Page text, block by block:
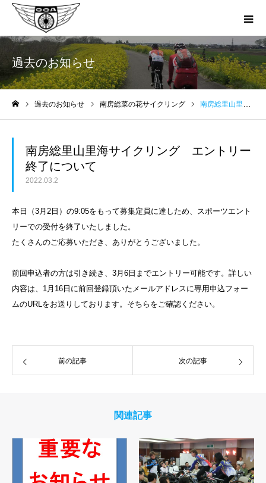
過去のお知らせ
過去のお知らせ 南房総菜の花サイクリング 南房総里山里海サイクリング エントリー終了について
南房総里山里海サイクリング エントリー
終了について
2022.03.2
本日（3月2日）の9:05をもって募集定員に達しため、スポーツエント
リーでの受付を終了いたしました。
たくさんのご応募いただき、ありがとうございました。
前回申込者の方は引き続き、3月6日までエントリー可能です。詳しい
内容は、1月16日に前回登録頂いたメールアドレスに専用申込フォー
ムのURLをお送りしております。そちらをご確認ください。
前の記事 次の記事
関連記事